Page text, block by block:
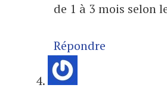
de 1 à 3 mois selon
Répondre